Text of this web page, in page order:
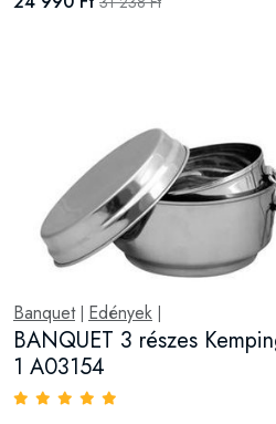
Banquet| Edények |
BANQUET 3 részes
1 A03154